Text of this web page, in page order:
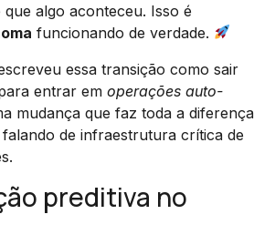
algo aconteceu. Isso é
funcionando de verdade.
essa transição como sair
entrar em operações auto-
mudança que faz toda a diferença
de infraestrutura crítica de
preditiva no